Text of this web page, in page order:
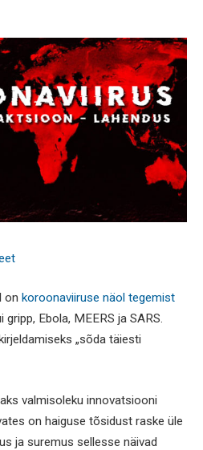
on koroonaviiruse näol tegemist
gripp, Ebola, MEERS ja SARS.
„sõda täiesti
valmisoleku innovatsiooni
on haiguse tõsidust raske üle
ja suremus sellesse näivad